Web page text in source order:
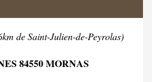
de Saint-Julien-de-Peyrolas)
84550 MORNAS